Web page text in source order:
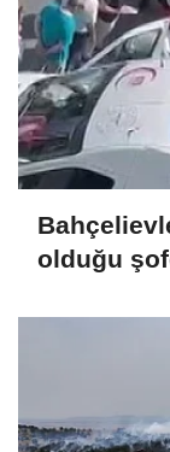
olduğu